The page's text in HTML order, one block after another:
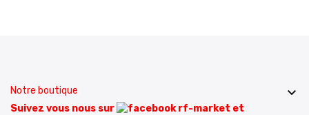
Notre boutique 
Suivez vous nous sur et